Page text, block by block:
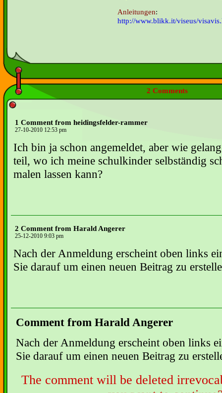
Anleitungen:
http://www.blikk.it/viseus/
2 Comments
1 Comment from heidingsfelder-rammer
27-10-2010 12:53 pm
Ich bin ja schon angemeldet, aber wie
teil, wo ich meine schulkinder selbständig
malen lassen kann?
2 Comment from Harald Angerer
25-12-2010 9:03 pm
Nach der Anmeldung erscheint oben links
Sie darauf um einen neuen Beitrag zu
Comment from Harald Angerer
Nach der Anmeldung erscheint oben links
Sie darauf um einen neuen Beitrag zu
The comment will be deleted